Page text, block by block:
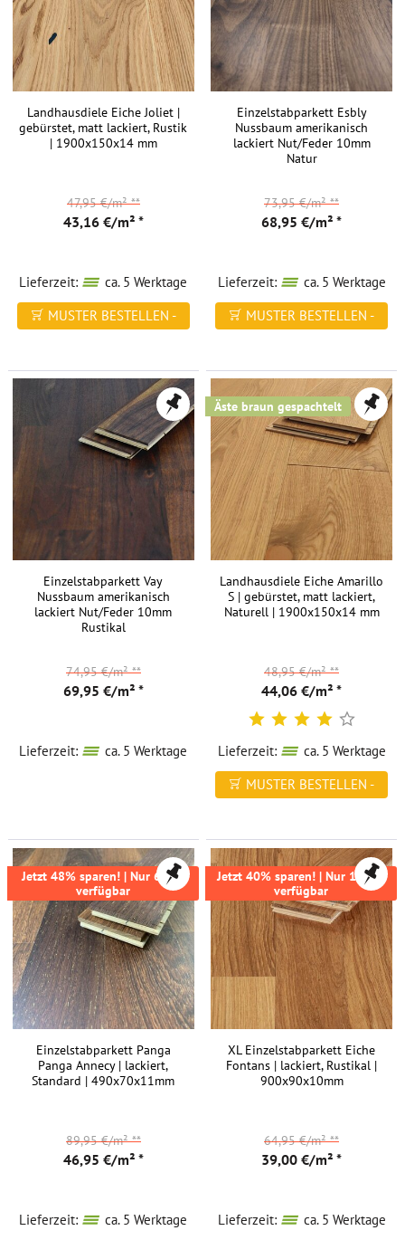
Landhausdiele Eiche Joliet |
gebürstet, matt lackiert, Rustik
| 1900x150x14 mm
43,16 €/m² *
47,95 €/m²**
Lieferzeit:
ca. 5 Werktage
MUSTER BESTELLEN -
Einzelstabparkett Esbly
Nussbaum amerikanisch
lackiert Nut/Feder 10mm
Natur
68,95 €/m² *
73,95 €/m²**
Lieferzeit:
ca. 5 Werktage
MUSTER BESTELLEN -
Einzelstabparkett Vay
Nussbaum amerikanisch
lackiert Nut/Feder 10mm
Rustikal
69,95 €/m² *
74,95 €/m²**
Lieferzeit: ca. 5 Werktage
Äste braun gespachtelt
Landhausdiele Eiche Amarillo
S | gebürstet, matt lackiert,
Naturell | 1900x150x14 mm
44,06 €/m² *
48,95 €/m²**
Lieferzeit:
ca. 5 Werktage
MUSTER BESTELLEN -
Jetzt 48% sparen! | Nur 69m²
verfügbar
Einzelstabparkett Panga
Panga Annecy | lackiert,
Standard | 490x70x11mm
46,95 €/m² *
89,95 €/m²**
Lieferzeit: ca. 5 Werktage
Jetzt 40% sparen! | Nur 113m²
verfügbar
XL Einzelstabparkett Eiche
Fontans | lackiert, Rustikal |
900x90x10mm
39,00 €/m² *
64,95 €/m²**
Lieferzeit: ca. 5 Werktage